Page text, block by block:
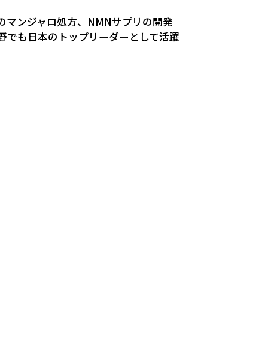
マンジャロ処方、NMNサプリの開発
でも日本のトップリーダーとして活躍